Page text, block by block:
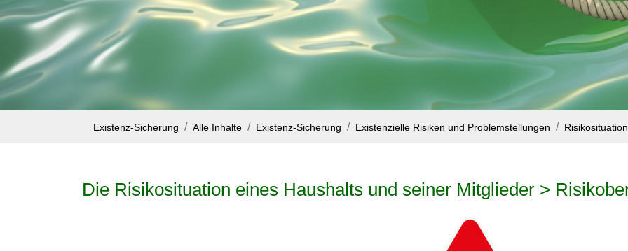
Existenz-Sicherung Alle Inhalte Existenz-Sicherung Existenzielle Risiken und Problemstellungen Risikosituation
Die Risikosituation eines Haushalts und seiner Mitglieder >